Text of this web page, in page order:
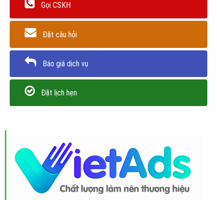
Gọi CSKH
Đặt câu hỏi
Báo giá dịch vụ
Đặt lịch hẹn